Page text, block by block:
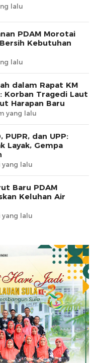
lalu
PDAM Morotai
Kebutuhan
lalu
dalam Rapat KM
Korban Tragedi Laut
Harapan Baru
yang lalu
PUPR, dan UPP:
Layak, Gempa
yang lalu
Baru PDAM
Keluhan Air
yang lalu